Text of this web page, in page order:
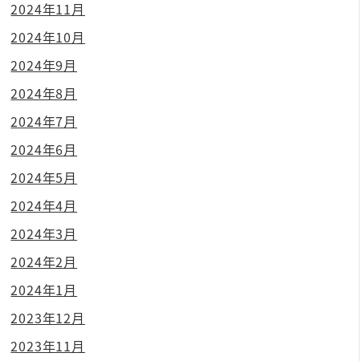
2024年11月
2024年10月
2024年9月
2024年8月
2024年7月
2024年6月
2024年5月
2024年4月
2024年3月
2024年2月
2024年1月
2023年12月
2023年11月